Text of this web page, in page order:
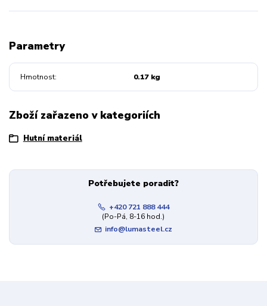
Parametry
Hmotnost 0.17 kg
Zboží zařazeno v kategoriích
Hutní materiál
Potřebujete poradit?
+420 721 888 444
(Po-Pá, 8-16 hod.)
info@lumasteel.cz